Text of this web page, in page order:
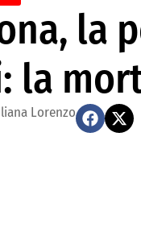
la
la
Lorenzo